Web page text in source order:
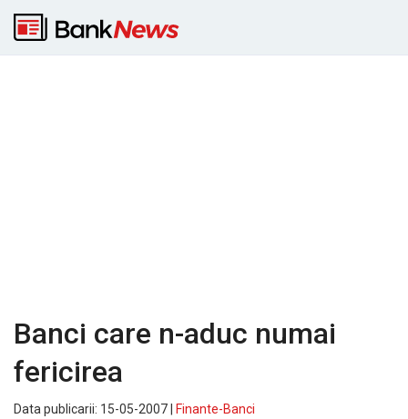
Banci care n-aduc numai
fericirea
Data publicarii: 15-05-2007 |
Finante-Banci